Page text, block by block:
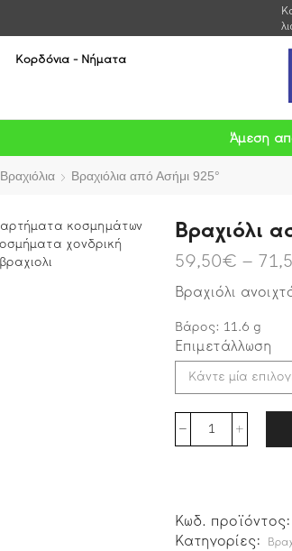
Κορδόνια - Νήματα
Άμεση
Βραχιόλια Βραχιόλια από Ασήμι 925°
Βραχιόλι
59,50€ –
Βραχιόλι
Βάρος: 11.6 g
Επιμετάλλωση
Κωδ. προϊόντος:
Κατηγορίες: